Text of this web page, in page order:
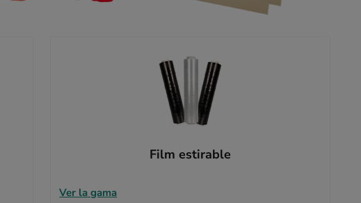
Film estirable
Ver la gama